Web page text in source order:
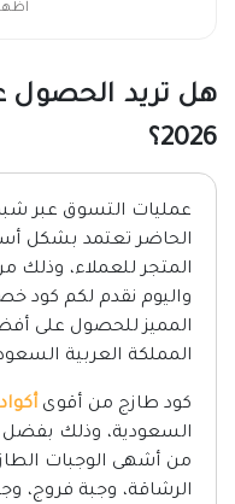
هل تريد الحصول
2026؟
عمليات التسوق عبر
الحاضر تعتمد بشكل
المتجر للعملاء، وذلك
واليوم نقدم لكم كود
المميز للحصول على
المملكة العربية
كود طازج من أقوى
السعودية، وذلك بفضل
من أشهى الوجبات
الرشاقة، وجبة فروج،